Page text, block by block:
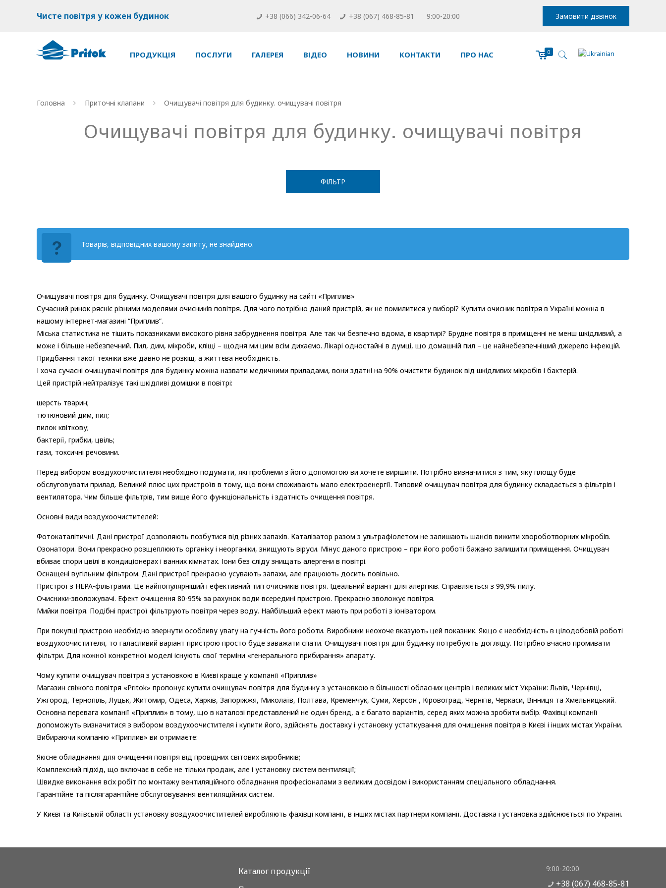
Чисте повітря у кожен будинок 9:00-20:00
+38 (067) 468-85-81
+38 (066) 342-06-64 Замовити дзвінок
ПРОДУКЦІЯ ПОСЛУГИ ГАЛЕРЕЯ ВІДЕО НОВИНИ КОНТАКТИ ПРО НАС 0
Головна Приточні клапани Очищувачі повітря для будинку. очищувачі повітря
Очищувачі повітря для будинку. очищувачі повітря
ФІЛЬТР
Товарів, відповідних вашому запиту, не знайдено.
Очищувачі повітря для будинку. Очищувачі повітря для вашого будинку на сайті «Приплив»
Сучасний ринок рясніє різними моделями очисників повітря. Для чого потрібно даний пристрій, як не помилитися у виборі? Купити очисник повітря в Україні можна в
нашому інтернет-магазині “Приплив”.
Міська статистика не тішить показниками високого рівня забруднення повітря. Але так чи безпечно вдома, в квартирі? Брудне повітря в приміщенні не менш шкідливий, а
може і більше небезпечний. Пил, дим, мікроби, кліщі – щодня ми цим всім дихаємо. Лікарі одностайні в думці, що домашній пил – це найнебезпечніший джерело інфекцій.
Придбання такої техніки вже давно не розкіш, а життєва необхідність.
І хоча сучасні очищувачі повітря для будинку можна назвати медичними приладами, вони здатні на 90% очистити будинок від шкідливих мікробів і бактерій.
Цей пристрій нейтралізує такі шкідливі домішки в повітрі:
шерсть тварин;
тютюновий дим, пил;
пилок квіткову;
бактерії, грибки, цвіль;
гази, токсичні речовини.
Перед вибором воздухоочистителя необхідно подумати, які проблеми з його допомогою ви хочете вирішити. Потрібно визначитися з тим, яку площу буде
обслуговувати прилад. Великий плюс цих пристроїв в тому, що вони споживають мало електроенергії. Типовий очищувач повітря для будинку складається з фільтрів і
вентилятора. Чим більше фільтрів, тим вище його функціональність і здатність очищення повітря.
Основні види воздухоочистителей:
Фотокаталітичні. Дані пристрої дозволяють позбутися від різних запахів. Каталізатор разом з ультрафіолетом не залишають шансів вижити хвороботворних мікробів.
Озонатори. Вони прекрасно розщеплюють органіку і неорганіки, знищують віруси. Мінус даного пристрою – при його роботі бажано залишити приміщення. Очищувач
вбиває спори цвілі в кондиціонерах і ванних кімнатах. Іони без сліду знищать алергени в повітрі.
Оснащені вугільним фільтром. Дані пристрої прекрасно усувають запахи, але працюють досить повільно.
Пристрої з НЕРА-фільтрами. Це найпопулярніший і ефективний тип очисників повітря. Ідеальний варіант для алергіків. Справляється з 99,9% пилу.
Очисники-зволожувачі. Ефект очищення 80-95% за рахунок води всередині пристрою. Прекрасно зволожує повітря.
Мийки повітря. Подібні пристрої фільтрують повітря через воду. Найбільший ефект мають при роботі з іонізатором.
При покупці пристрою необхідно звернути особливу увагу на гучність його роботи. Виробники неохоче вказують цей показник. Якщо є необхідність в цілодобовій роботі
воздухоочистителя, то галасливий варіант пристрою просто буде заважати спати. Очищувачі повітря для будинку потребують догляду. Потрібно вчасно промивати
фільтри. Для кожної конкретної моделі існують свої терміни «генерального прибирання» апарату.
Чому купити очищувач повітря з установкою в Києві краще у компанії «Приплив»
Магазин свіжого повітря «Pritok» пропонує купити очищувач повітря для будинку з установкою в більшості обласних центрів і великих міст України: Львів, Чернівці,
Ужгород, Тернопіль, Луцьк, Житомир, Одеса, Харків, Запоріжжя, Миколаїв, Полтава, Кременчук, Суми, Херсон , Кіровоград, Чернігів, Черкаси, Вінниця та Хмельницький.
Основна перевага компанії «Приплив» в тому, що в каталозі представлений не один бренд, а є багато варіантів, серед яких можна зробити вибір. Фахівці компанії
допоможуть визначитися з вибором воздухоочистителя і купити його, здійснять доставку і установку устаткування для очищення повітря в Києві і інших містах України.
Вибираючи компанію «Приплив» ви отримаєте:
Якісне обладнання для очищення повітря від провідних світових виробників;
Комплексний підхід, що включає в себе не тільки продаж, але і установку систем вентиляції;
Швидке виконання всіх робіт по монтажу вентиляційного обладнання професіоналами з великим досвідом і використанням спеціального обладнання.
Гарантійне та післягарантійне обслуговування вентиляційних систем.
У Києві та Київській області установку воздухоочистителей виробляють фахівці компанії, в інших містах партнери компанії. Доставка і установка здійснюється по Україні.
Каталог продукції
9:00-20:00
+38 (067) 468-85-81